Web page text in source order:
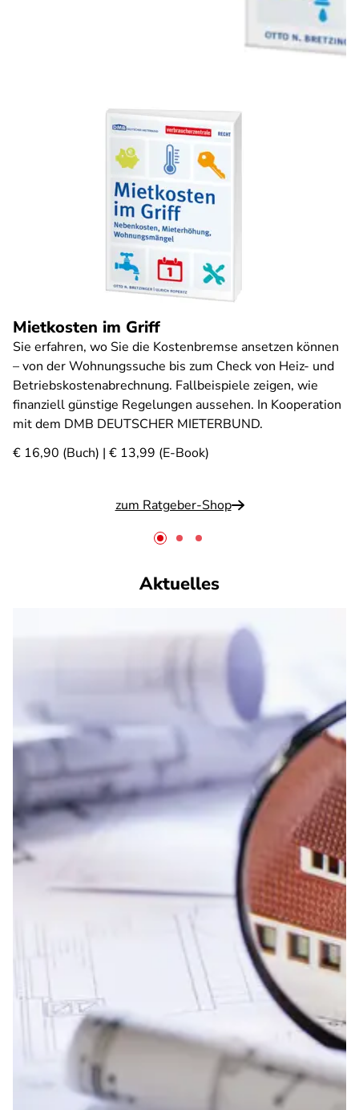
Mietkosten im Griff
Sie erfahren, wo Sie die Kostenbremse ansetzen können
– von der Wohnungssuche bis zum Check von Heiz- und
Betriebskostenabrechnung. Fallbeispiele zeigen, wie
finanziell günstige Regelungen aussehen. In Kooperation
mit dem DMB DEUTSCHER MIETERBUND.
€ 16,90 (Buch) | € 13,99 (E-Book)
zum Ratgeber-Shop
Aktuelles